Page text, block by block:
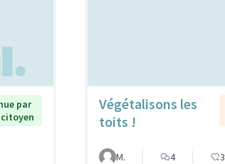
par
Végétalisons les
toits !
M. 4 3